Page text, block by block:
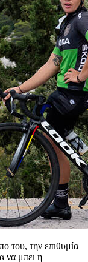
του, την επιθυμία
να μπει η